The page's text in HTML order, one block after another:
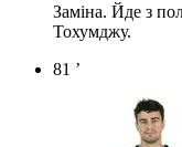
Заміна. Йде з
Тохумджу.
81 ’